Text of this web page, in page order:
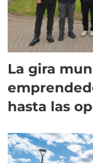
La gira
hasta las